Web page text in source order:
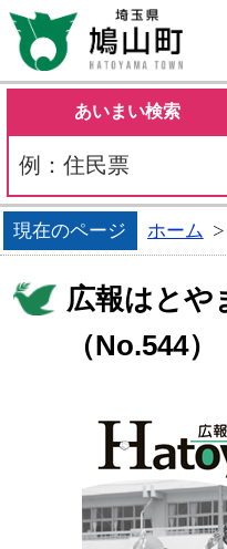
あいまい検索
現在のページ ホーム
広報はとや
（No.544）